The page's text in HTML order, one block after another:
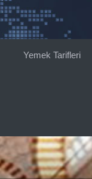
Yemek Tarifleri